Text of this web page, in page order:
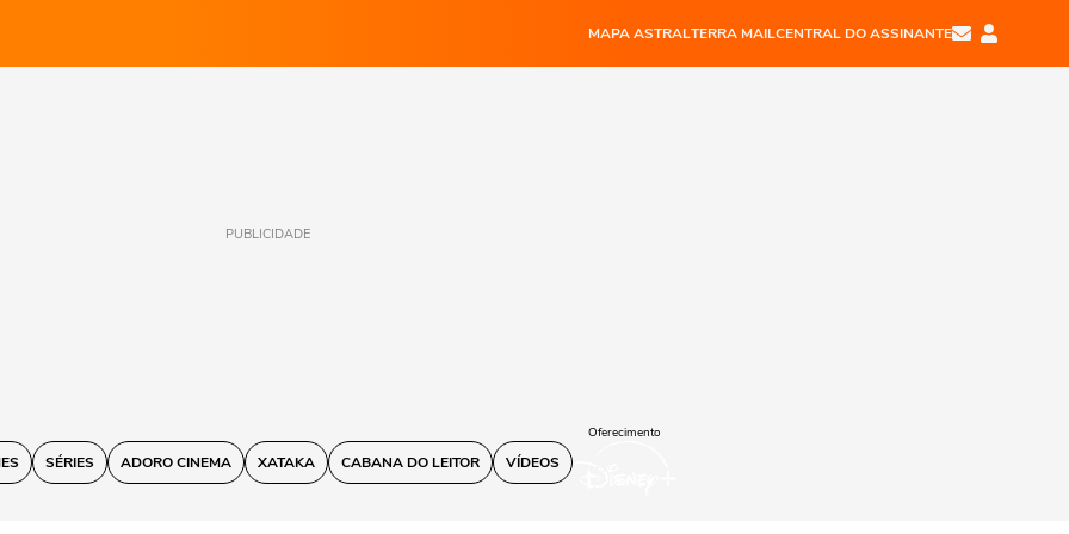
MAPA ASTRALTERRA MAILCENTRAL DO ASSINANTE
PUBLICIDADE
SÉRIES ADORO CINEMA XATAKA CABANA DO LEITOR VÍDEOS
Oferecimento